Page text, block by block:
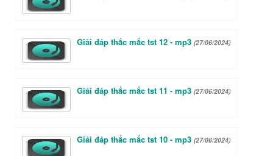
Giải đáp thắc mắc tst 12 - mp3 (27/06/2024)
Giải đáp thắc mắc tst 11 - mp3 (27/06/2024)
Giải đáp thắc mắc tst 10 - mp3 (27/06/2024)